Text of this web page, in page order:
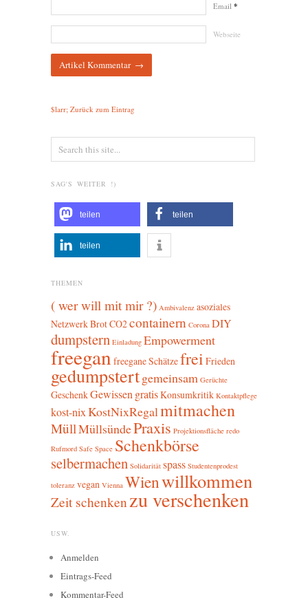
Email *
Webseite
$larr; Zurück zum Eintrag
SAG'S WEITER !)
teilen teilen
teilen
THEMEN
( wer will mit mir ?) Ambivalenz asoziales
NetzwerkBrotCO2containern Corona DIY
dumpstern Einladung Empowerment
freegan freegane Schätzefrei Frieden
gedumpstertgemeinsam Gerüchte
GeschenkGewissengratisKonsumkritik Kontaktpflege
kost-nixKostNixRegalmitmachen
MüllMüllsündePraxis Projektionsfläche redo
Rufmord Safe Space Schenkbörse
selbermachen Solidarität spass Studentenprodest
toleranz vegan Vienna Wienwillkommen
Zeit schenkenzu verschenken
USW.
Anmelden
Eintrags-Feed
Kommentar-Feed